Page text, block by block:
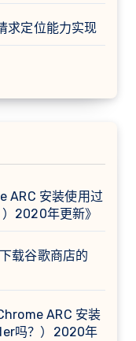
求定位能力实现
ARC 安装使用过
）2020年更新》
载谷歌商店的
ARC 安装
吗？）2020年